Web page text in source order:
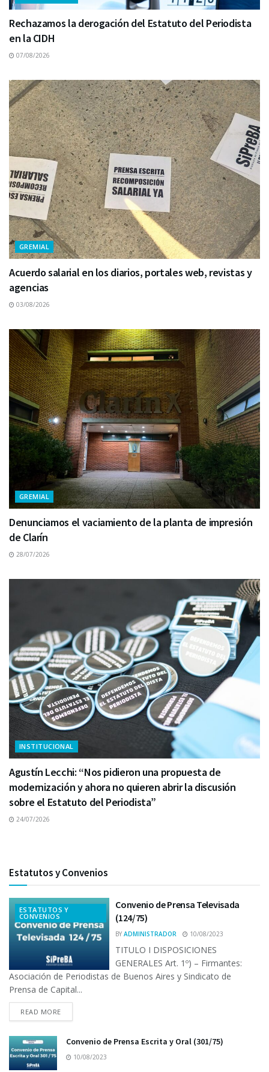
Rechazamos la derogación del Estatuto del Periodista
en la CIDH
07/08/2026
GREMIAL
Acuerdo salarial en los diarios, portales web, revistas y
agencias
03/08/2026
GREMIAL
Denunciamos el vaciamiento de la planta de impresión
de Clarín
28/07/2026
INSTITUCIONAL
Agustín Lecchi: “Nos pidieron una propuesta de
modernización y ahora no quieren abrir la discusión
sobre el Estatuto del Periodista”
24/07/2026
Estatutos y Convenios
ESTATUTOS Y
CONVENIOS
Convenio de Prensa Televisada
(124/75)
BY ADMINISTRADOR 10/08/2023
TITULO I DISPOSICIONES
GENERALES Art. 1º) – Firmantes:
Asociación de Periodistas de Buenos Aires y Sindicato de
Prensa de Capital...
READ MORE
Convenio de Prensa Escrita y Oral (301/75)
10/08/2023